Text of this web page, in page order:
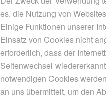
es, die Nutzung von
Einige Funktionen unserer
Einsatz von Cookies nicht
erforderlich, dass der
Seitenwechsel
notwendigen Cookies
an uns übermittelt, um den